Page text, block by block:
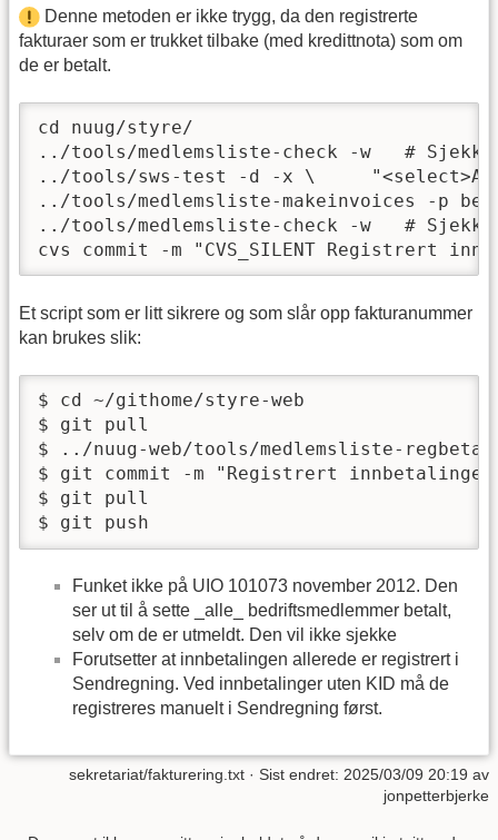
Denne metoden er ikke trygg, da den registrerte
fakturaer som er trukket tilbake (med kredittnota) som om
de er betalt.
cd nuug/styre/
../tools/medlemsliste-check -w   #
../tools/sws-test -d -x \
../tools/medlemsliste-makeinvoices -p
../tools/medlemsliste-check -w   #
cvs commit -m "CVS_SILENT Registrert
Et script som er litt sikrere og som slår opp fakturanummer
kan brukes slik:
$ cd ~/githome/styre-web
$ git pull
$ ../nuug-web/tools/medlemsliste-
$ git commit -m "Registrert innbetalinger
$ git pull
$ git push
Funket ikke på UIO 101073 november 2012. Den
ser ut til å sette _alle_ bedriftsmedlemmer betalt,
selv om de er utmeldt. Den vil ikke sjekke
Forutsetter at innbetalingen allerede er registrert i
Sendregning. Ved innbetalinger uten KID må de
registreres manuelt i Sendregning først.
sekretariat/fakturering.txt · Sist endret: 2025/03/09 20:19 av
jonpetterbjerke